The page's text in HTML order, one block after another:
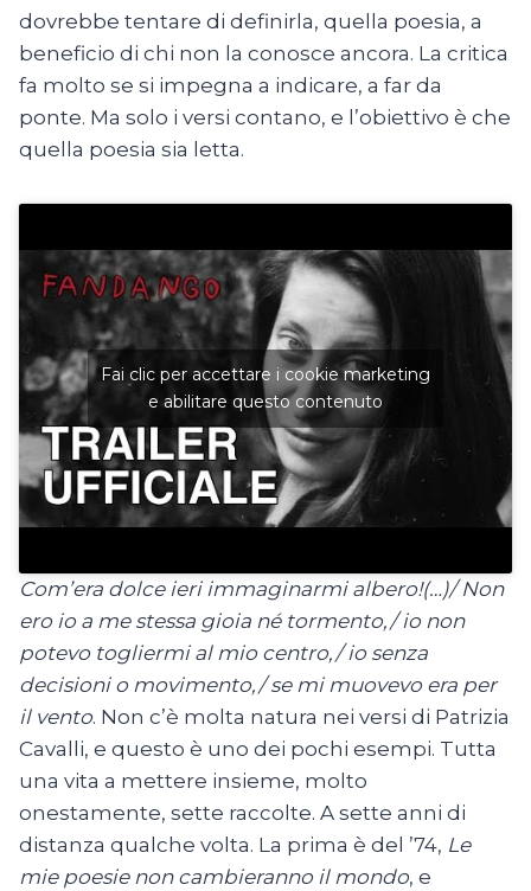
dovrebbe tentare di definirla, quella poesia, a
beneficio di chi non la conosce ancora. La critica
fa molto se si impegna a indicare, a far da
ponte. Ma solo i versi contano, e l’obiettivo è che
quella poesia sia letta.
Fai clic per accettare i cookie marketing
e abilitare questo contenuto
Com’era dolce ieri immaginarmi albero!(…)/ Non
ero io a me stessa gioia né tormento,/ io non
potevo togliermi al mio centro,/ io senza
decisioni o movimento,/ se mi muovevo era per
il vento. Non c’è molta natura nei versi di Patrizia
Cavalli, e questo è uno dei pochi esempi. Tutta
una vita a mettere insieme, molto
onestamente, sette raccolte. A sette anni di
distanza qualche volta. La prima è del ’74, Le
mie poesie non cambieranno il mondo, e